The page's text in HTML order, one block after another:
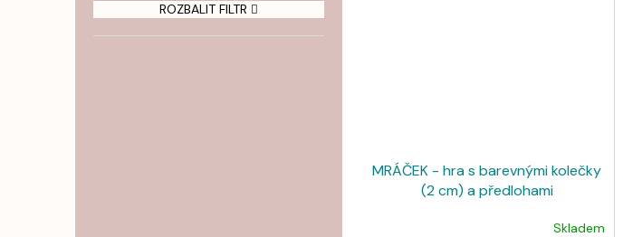
ROZBALIT FILTR
MRÁČEK - hra s barevnými kolečky
(2 cm) a předlohami
Skladem